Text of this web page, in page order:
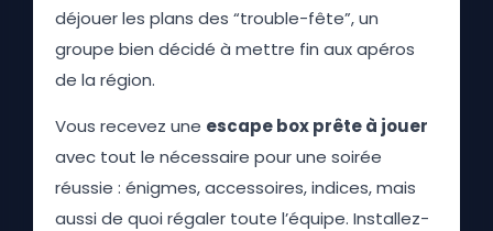
déjouer les plans des “trouble-fête”, un
groupe bien décidé à mettre fin aux apéros
de la région.
Vous recevez une escape box prête à jouer
avec tout le nécessaire pour une soirée
réussie : énigmes, accessoires, indices, mais
aussi de quoi régaler toute l’équipe. Installez-